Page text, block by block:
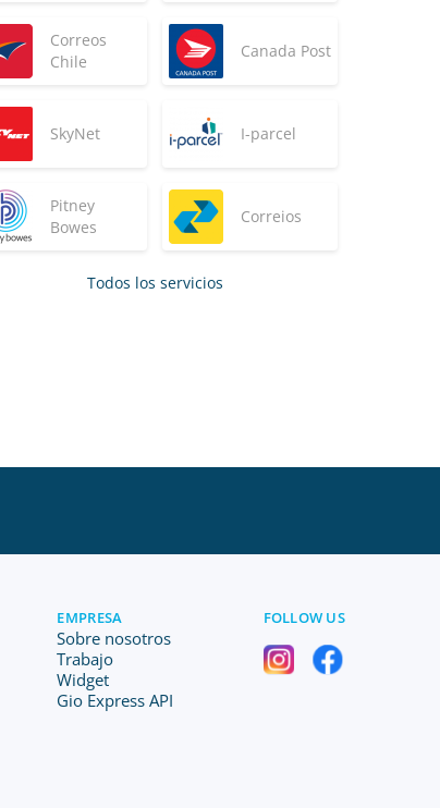
Correos
Chile
Canada Post
SkyNet I-parcel
Pitney
Bowes
Correios
Todos los servicios
EMPRESA
Sobre nosotros
Trabajo
Widget
Gio Express API
FOLLOW US